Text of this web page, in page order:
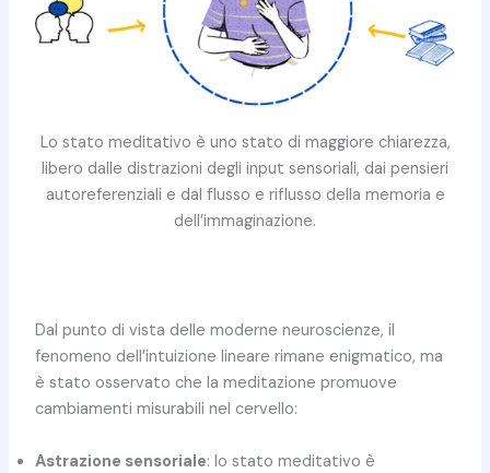
Lo stato meditativo è uno stato di maggiore chiarezza,
libero dalle distrazioni degli input sensoriali, dai pensieri
autoreferenziali e dal flusso e riflusso della memoria e
dell’immaginazione.
Dal punto di vista delle moderne neuroscienze, il
fenomeno dell’intuizione lineare rimane enigmatico, ma
è stato osservato che la meditazione promuove
cambiamenti misurabili nel cervello:
Astrazione sensoriale: lo stato meditativo è